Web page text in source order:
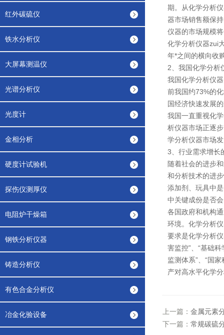
红外碳硫仪
铁水分析仪
大屏幕测温仪
光谱分析仪
光度计
金相分析
硬度计试验机
探伤仪测厚仪
电阻炉干燥箱
钢铁分析仪器
铸造分析仪
有色合金分析仪
冶金化验设备
期。从化学分析
器市场销售额保
仪器的市场规模
化学分析仪器zui
年*之间的横向收
2、我国化学分析
我国化学分析仪
前我国约73%的
国经济快速发展
我国一直重视化
析仪器市场正逐
学分析仪器市场
3、行业需求增长
随着社会的进步
和分析技术的进
添加剂、玩具中
中关键成份是否
各国政府和机构
环境。化学分析
要求是化学分析
害监控”、“基础
监测体系”、“国
产对高水平化学
上一篇： 金属元素
下一篇： 常规碳硫